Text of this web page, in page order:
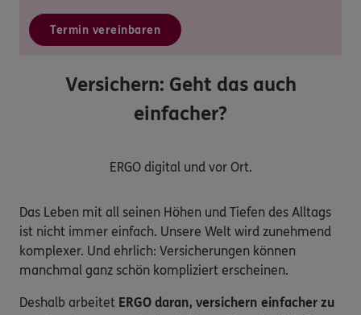
Termin vereinbaren
Versichern: Geht das auch
einfacher?
ERGO digital und vor Ort.
Das Leben mit all seinen Höhen und Tiefen des Alltags
ist nicht immer einfach. Unsere Welt wird zunehmend
komplexer. Und ehrlich: Versicherungen können
manchmal ganz schön kompliziert erscheinen.
Deshalb arbeitet ERGO daran, versichern einfacher zu